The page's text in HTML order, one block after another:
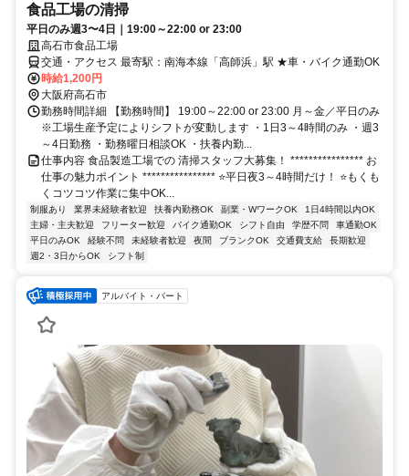
食品工場の清掃
平日のみ週3〜4日｜19:00～22:00 or 23:00
高石市食品工場
交通・アクセス 最寄駅：南海本線「高師浜」駅 ★車・バイク通勤OK
時給1,200円
大阪府高石市
勤務時間詳細 【勤務時間】 19:00～22:00 or 23:00 月～金／平日のみ
※工場生産予定によりシフトが変動します ・1日3～4時間のみ ・週3
～4日勤務 ・勤務曜日相談OK ・扶養内勤...
仕事内容 食品製造工場での 清掃スタッフ大募集！ **************** お
仕事の魅力ポイント **************** ⭐平日夜3～4時間だけ！ ⭐もくも
くコツコツ作業に集中OK...
制服あり 業界未経験者歓迎 扶養内勤務OK 副業・WワークOK
1日4時間以内OK
主婦・主夫歓迎
フリーター歓迎 バイク通勤OK シフト自由 学歴不問
車通勤OK
平日のみOK
経験不問 未経験者歓迎 夜間 ブランクOK 交通費支給
長期歓迎
週2・3日からOK
シフト制
アルバイト・パート